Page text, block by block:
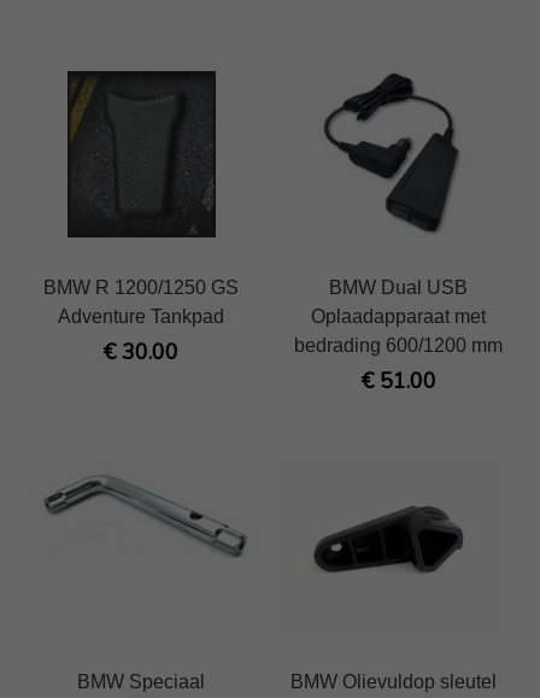
BMW R 1200/1250 GS
Adventure Tankpad
€ 30.00
BMW Dual USB
Oplaadapparaat met
bedrading 600/1200 mm
€ 51.00
BMW Speciaal
BMW Olievuldop sleutel